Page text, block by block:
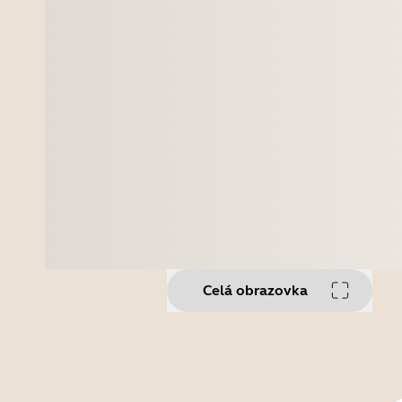
Celá obrazovka